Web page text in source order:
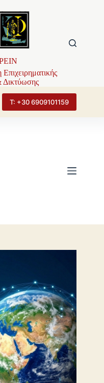
Τ: +30 6909101159